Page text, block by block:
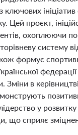
ініціатив
Цей проєкт,
охоплюючи
систему
формує
Зміни в
у
що сприяє